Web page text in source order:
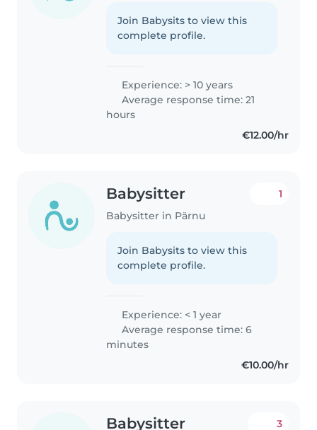
Join Babysits to view this
complete profile.
Experience: > 10 years
Average response time: 21
hours
€12.00/hr
Babysitter
Babysitter in Pärnu
1
Join Babysits to view this
complete profile.
Experience: < 1 year
Average response time: 6
minutes
€10.00/hr
Babysitter 3